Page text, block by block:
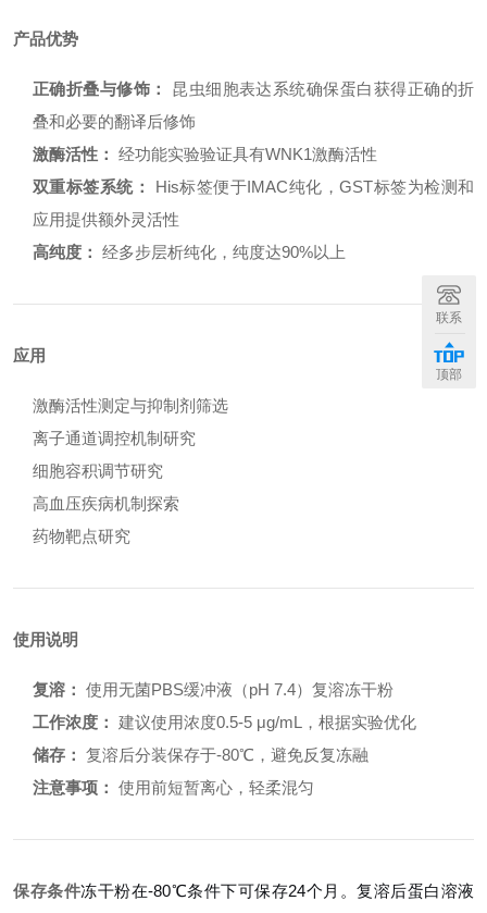
产品优势
正确折叠与修饰：
昆虫细胞表达系统确保蛋白获得正确的折
叠和必要的翻译后修饰
激酶活性： 经功能实验验证具有WNK1激酶活性
双重标签系统：
His标签便于IMAC纯化，GST标签为检测和
应用提供额外灵活性
高纯度： 经多步层析纯化，纯度达90%以上
应用
激酶活性测定与抑制剂筛选
离子通道调控机制研究
细胞容积调节研究
高血压疾病机制探索
药物靶点研究
使用说明
复溶： 使用无菌PBS缓冲液（pH 7.4）复溶冻干粉
工作浓度： 建议使用浓度0.5-5 μg/mL，根据实验优化
储存： 复溶后分装保存于-80℃，避免反复冻融
注意事项： 使用前短暂离心，轻柔混匀
保存条件冻干粉在-80℃条件下可保存24个月。复溶后蛋白溶液
联系
顶部